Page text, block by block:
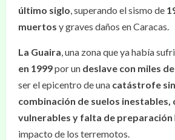
último siglo, superando el sismo de
muertos y graves daños en Caracas.
La Guaira, una zona que ya había
en 1999por un deslave con miles
ser el epicentro de una catástrofe
combinación de suelos inestables,
vulnerables y falta de preparación
impacto de los terremotos.